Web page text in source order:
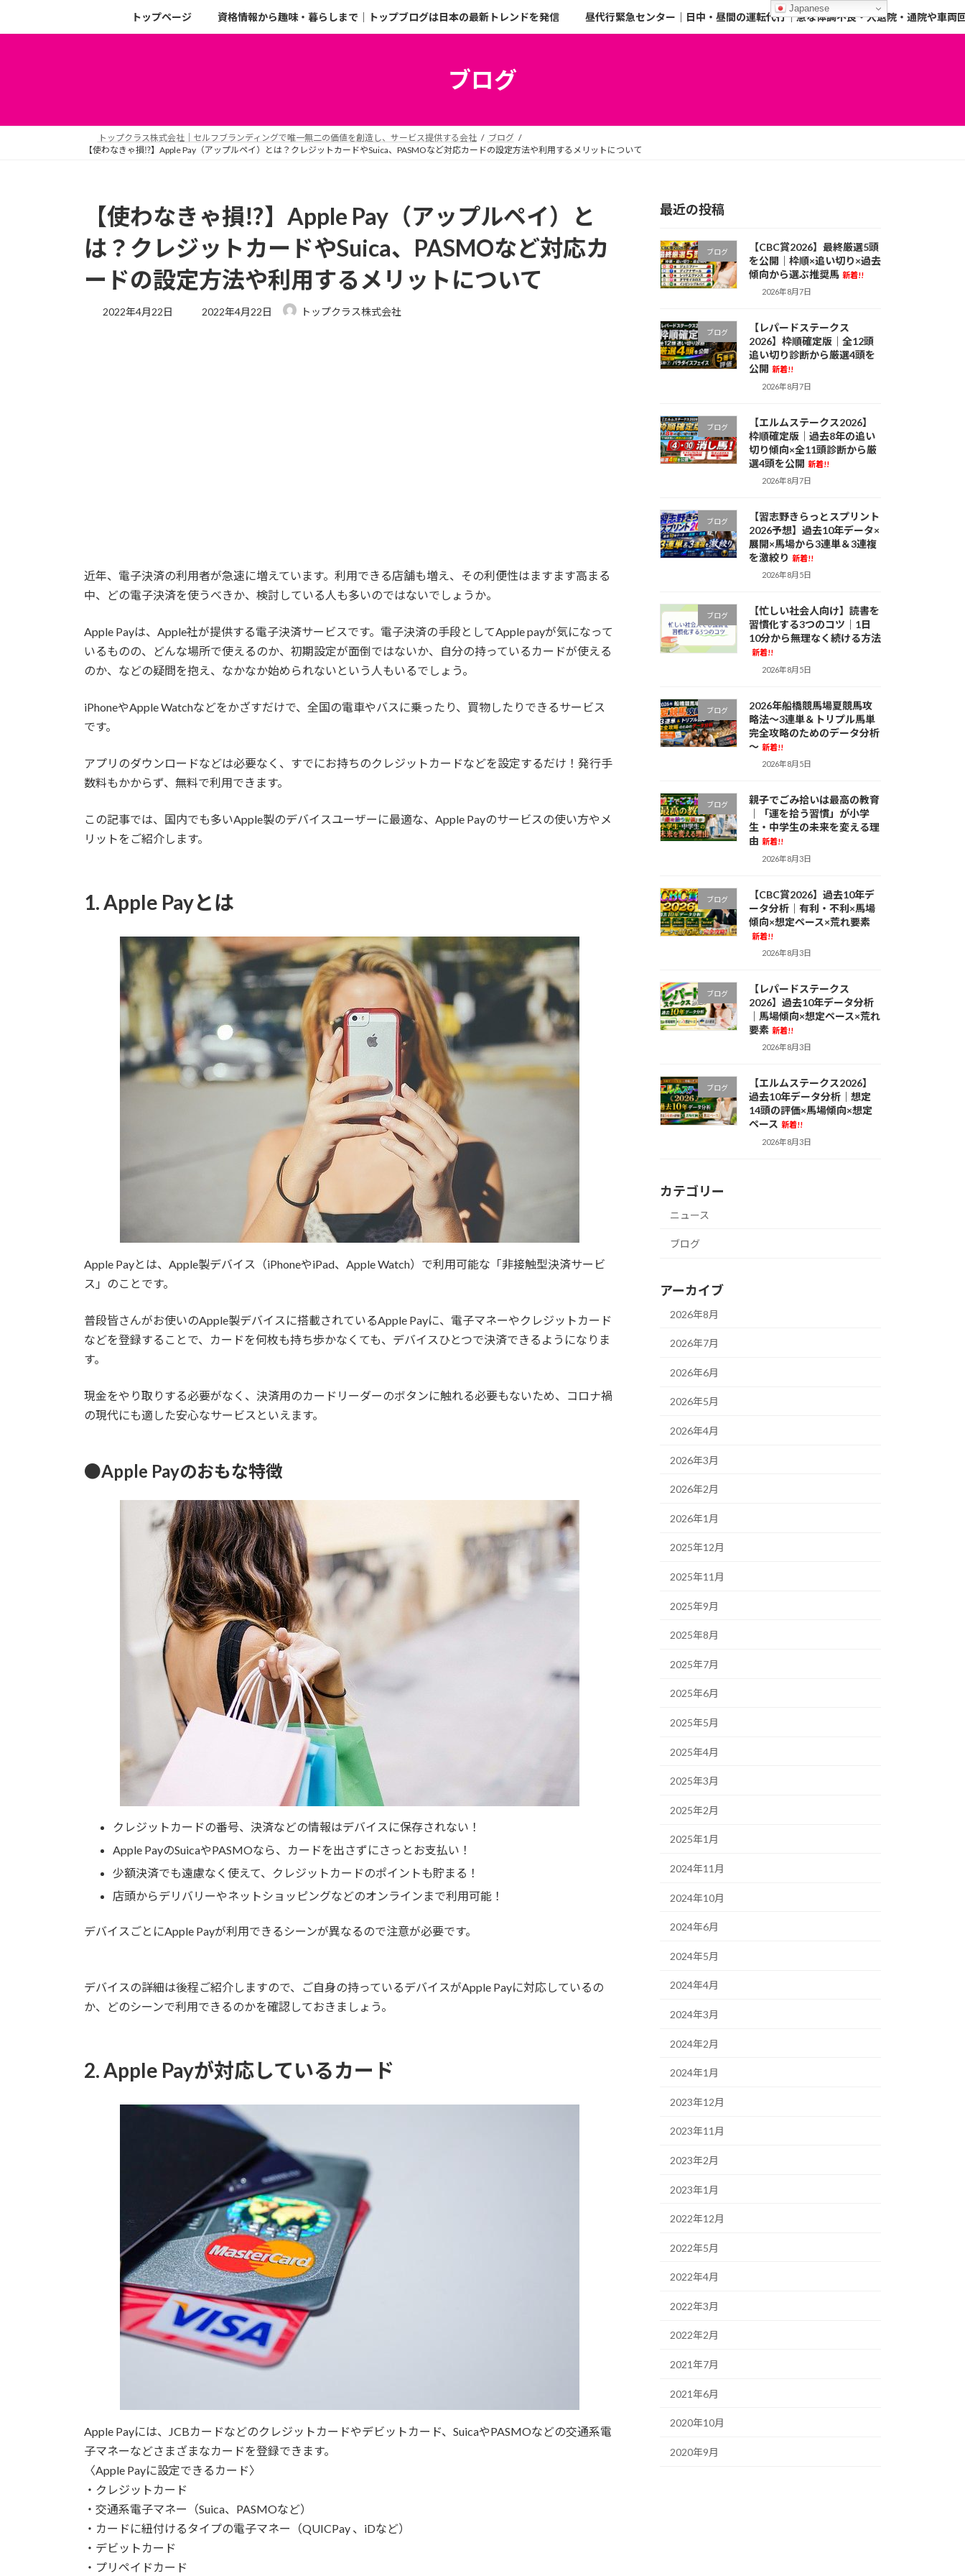
トップページ 資格情報から趣味・暮らしまで｜トップブログは日本の最新トレンドを発信 昼代行緊急センター｜日中・昼間の運転代行｜急な体調不良・入退院・通院や車両
ブログ
トップクラス株式会社｜セルフブランディングで唯一無二の価値を創造し、サービス提供する会社
ブログ
【使わなきゃ損⁉︎】Apple Pay（アップルペイ）とは？クレジットカードやSuica、PASMOなど対応カードの設定方法や利用するメリットについて
【使わなきゃ損⁉︎】Apple Pay（アップルペイ）と
は？クレジットカードやSuica、PASMOなど対応カ
ードの設定方法や利用するメリットについて
2022年4月22日 2022年4月22日 トップクラス株式会社
近年、電子決済の利用者が急速に増えています。利用できる店舗も増え、その利便性はますます高まる
中、どの電子決済を使うべきか、検討している人も多いのではないでしょうか。
Apple Payは、Apple社が提供する電子決済サービスです。電子決済の手段としてApple payが気になって
いるものの、どんな場所で使えるのか、初期設定が面倒ではないか、自分の持っているカードが使える
のか、などの疑問を抱え、なかなか始められないという人もいるでしょう。
iPhoneやApple Watchなどをかざすだけで、全国の電車やバスに乗ったり、買物したりできるサービス
です。
アプリのダウンロードなどは必要なく、すでにお持ちのクレジットカードなどを設定するだけ！発行手
数料もかからず、無料で利用できます。
この記事では、国内でも多いApple製のデバイスユーザーに最適な、Apple Payのサービスの使い方やメ
リットをご紹介します。
1. Apple Payとは
Apple Payとは、Apple製デバイス（iPhoneやiPad、Apple Watch）で利用可能な「非接触型決済サービ
ス」のことです。
普段皆さんがお使いのApple製デバイスに搭載されているApple Payに、電子マネーやクレジットカード
などを登録することで、カードを何枚も持ち歩かなくても、デバイスひとつで決済できるようになりま
す。
現金をやり取りする必要がなく、決済用のカードリーダーのボタンに触れる必要もないため、コロナ禍
の現代にも適した安心なサービスといえます。
●Apple Payのおもな特徴
クレジットカードの番号、決済などの情報はデバイスに保存されない！
Apple PayのSuicaやPASMOなら、カードを出さずにさっとお支払い！
少額決済でも遠慮なく使えて、クレジットカードのポイントも貯まる！
店頭からデリバリーやネットショッピングなどのオンラインまで利用可能！
デバイスごとにApple Payが利用できるシーンが異なるので注意が必要です。
デバイスの詳細は後程ご紹介しますので、ご自身の持っているデバイスがApple Payに対応しているの
か、どのシーンで利用できるのかを確認しておきましょう。
2. Apple Payが対応しているカード
Apple Payには、JCBカードなどのクレジットカードやデビットカード、SuicaやPASMOなどの交通系電
子マネーなどさまざまなカードを登録できます。
〈Apple Payに設定できるカード〉
・クレジットカード
・交通系電子マネー（Suica、PASMOなど）
・カードに紐付けるタイプの電子マネー（QUICPay 、iDなど）
・デビットカード
・プリペイドカード
最近の投稿
ブログ
【CBC賞2026】最終厳選5頭
を公開｜枠順×追い切り×過去
傾向から選ぶ推奨馬 新着!!
2026年8月7日
ブログ
【レパードステークス
2026】枠順確定版｜全12頭
追い切り診断から厳選4頭を
公開 新着!!
2026年8月7日
ブログ
【エルムステークス2026】
枠順確定版｜過去8年の追い
切り傾向×全11頭診断から厳
選4頭を公開 新着!!
2026年8月7日
ブログ
【習志野きらっとスプリント
2026予想】過去10年データ×
展開×馬場から3連単＆3連複
を激絞り 新着!!
2026年8月5日
ブログ
【忙しい社会人向け】読書を
習慣化する3つのコツ｜1日
10分から無理なく続ける方法
新着!!
2026年8月5日
ブログ
2026年船橋競馬場夏競馬攻
略法～3連単＆トリプル馬単
完全攻略のためのデータ分析
～ 新着!!
2026年8月5日
ブログ
親子でごみ拾いは最高の教育
｜「運を拾う習慣」が小学
生・中学生の未来を変える理
由 新着!!
2026年8月3日
ブログ
【CBC賞2026】過去10年デ
ータ分析｜有利・不利×馬場
傾向×想定ペース×荒れ要素
新着!!
2026年8月3日
ブログ
【レパードステークス
2026】過去10年データ分析
｜馬場傾向×想定ペース×荒れ
要素 新着!!
2026年8月3日
ブログ
【エルムステークス2026】
過去10年データ分析｜想定
14頭の評価×馬場傾向×想定
ペース 新着!!
2026年8月3日
カテゴリー
ニュース
ブログ
アーカイブ
2026年8月
2026年7月
2026年6月
2026年5月
2026年4月
2026年3月
2026年2月
2026年1月
2025年12月
2025年11月
2025年9月
2025年8月
2025年7月
2025年6月
2025年5月
2025年4月
2025年3月
2025年2月
2025年1月
2024年11月
2024年10月
2024年6月
2024年5月
2024年4月
2024年3月
2024年2月
2024年1月
2023年12月
2023年11月
2023年2月
2023年1月
2022年12月
2022年5月
2022年4月
2022年3月
2022年2月
2021年7月
2021年6月
2020年10月
2020年9月
Japanese